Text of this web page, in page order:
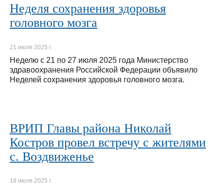
Неделя сохранения здоровья
головного мозга
21 июля 2025 г.
Неделю с 21 по 27 июля 2025 года Министерство
здравоохранения Российской Федерации объявило
Неделей сохранения здоровья головного мозга.
ВРИП Главы района Николай
Костров провел встречу с жителями
с. Воздвиженье
18 июля 2025 г.